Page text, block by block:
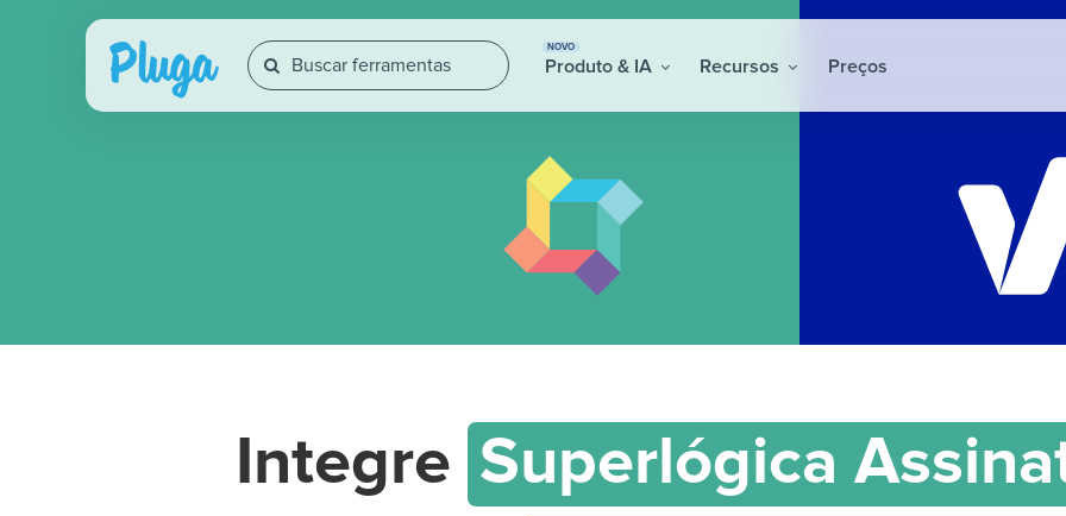
NOVO
Produto & IA Recursos Preços
Integre Superlógica